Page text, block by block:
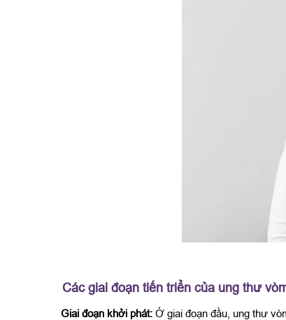
Các giai đoạn tiến triển của ung thư
Giai đoạn khởi phát: Ở giai đoạn đầu, ung thư